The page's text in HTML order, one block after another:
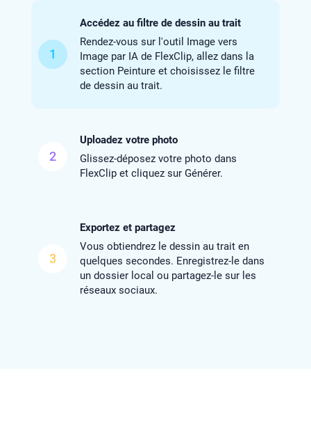
1
Accédez au filtre de dessin au trait
Rendez-vous sur l'outil Image vers
Image par IA de FlexClip, allez dans la
section Peinture et choisissez le filtre
de dessin au trait.
2
Uploadez votre photo
Glissez-déposez votre photo dans
FlexClip et cliquez sur Générer.
3
Exportez et partagez
Vous obtiendrez le dessin au trait en
quelques secondes. Enregistrez-le dans
un dossier local ou partagez-le sur les
réseaux sociaux.